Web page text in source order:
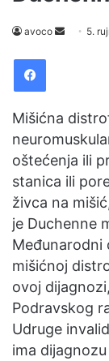
avoco
Send 5.
Facebook
Mišićna
oštećenja ili
stanica ili
živca na
je Duchenne
Međunarodni
mišićnoj
ovoj
Podravskog
Udruge
ima